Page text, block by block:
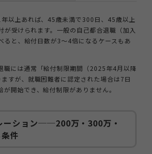
以上あれば、45歳未満で300日、45歳以上
受けられます。一般の自己都合退職（加入
ると、給付日数が3〜4倍になるケースもあ
職には通常「給付制限期間（2025年4月以降
すが、就職困難者に認定された場合は7日
開始でき、給付制限がありません。
ーション──200万・300万・
件